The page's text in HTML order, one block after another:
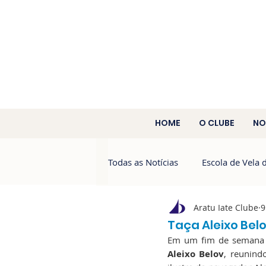
HOME O CLUBE
Todas as Notícias Escola de Vela
Aratu 60 Anos
Taça Aleixo
Aratu Iate Clube
Em um fim de
Aleixo Belov,